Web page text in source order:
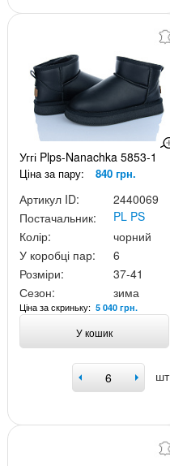
Уггі Plps-Nanachka 5853-1
Ціна за пару: 840 грн.
Артикул ID:
2440069
Постачальник:
PL PS
Колір:
чорний
У коробці пар:
6
Розміри:
37-41
Сезон:
зима
Ціна за скриньку: 5 040 грн.
У кошик
шт